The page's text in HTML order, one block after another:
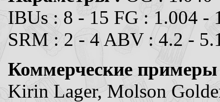
IBUs : 8 - 15 FG : 1.004 -
SRM : 2 - 4 ABV : 4.2 -
Коммерческие
Kirin Lager, Molson